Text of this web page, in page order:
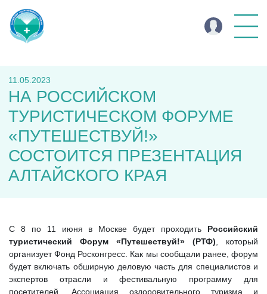
11.05.2023
НА РОССИЙСКОМ
ТУРИСТИЧЕСКОМ ФОРУМЕ
«ПУТЕШЕСТВУЙ!»
СОСТОИТСЯ ПРЕЗЕНТАЦИЯ
АЛТАЙСКОГО КРАЯ
С 8 по 11 июня в Москве будет проходить Российский
туристический Форум «Путешествуй!» (РТФ) , который
организует Фонд Росконгресс. Как мы сообщали ранее, форум
будет включать обширную деловую часть для специалистов и
экспертов отрасли и фестивальную программу для
посетителей. Ассоциация оздоровительного туризма и